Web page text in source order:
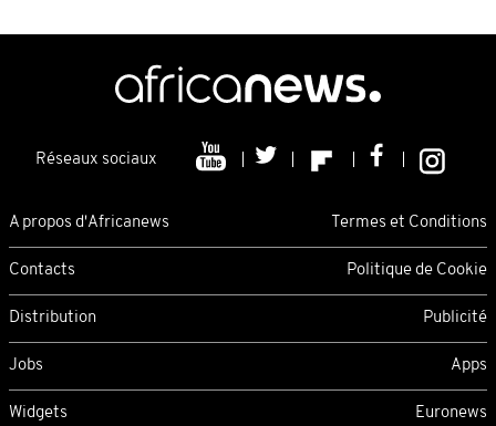
Réseaux sociaux
A propos d'Africanews Termes et Conditions
Contacts Politique de Cookie
Distribution Publicité
Jobs Apps
Widgets Euronews